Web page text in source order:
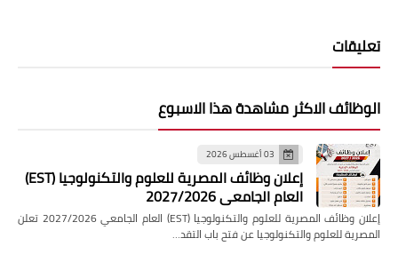
تعليقات
الوظائف الاكثر مشاهدة هذا الاسبوع
03 أغسطس 2026
إعلان وظائف المصرية للعلوم والتكنولوجيا (EST)
العام الجامعي 2027/2026
إعلان وظائف المصرية للعلوم والتكنولوجيا (EST) العام الجامعي 2027/2026 تعلن
المصرية للعلوم والتكنولوجيا عن فتح باب التقد…